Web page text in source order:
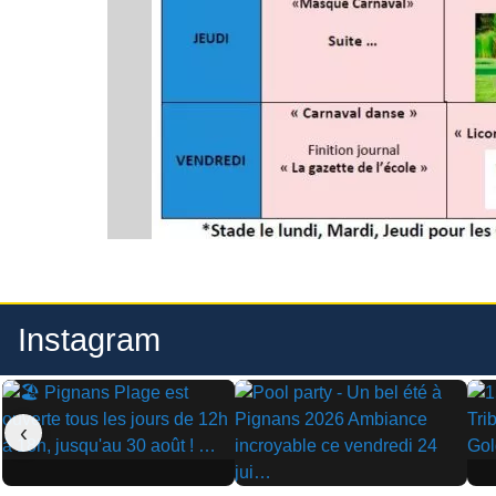
Instagram
▶ ▶
‹